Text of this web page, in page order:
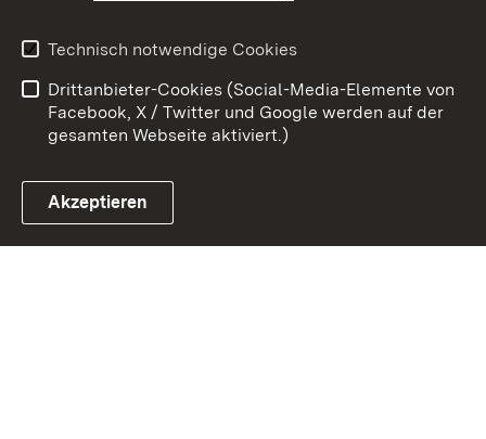
Link zum Landesportal
Barrierefreiheit
Impressum Cookies
Technisch notwendige Cookies
Drittanbieter-Cookies (Social-Media-Elemente von
Facebook, X / Twitter und Google werden auf der
gesamten Webseite aktiviert.)
Akzeptieren